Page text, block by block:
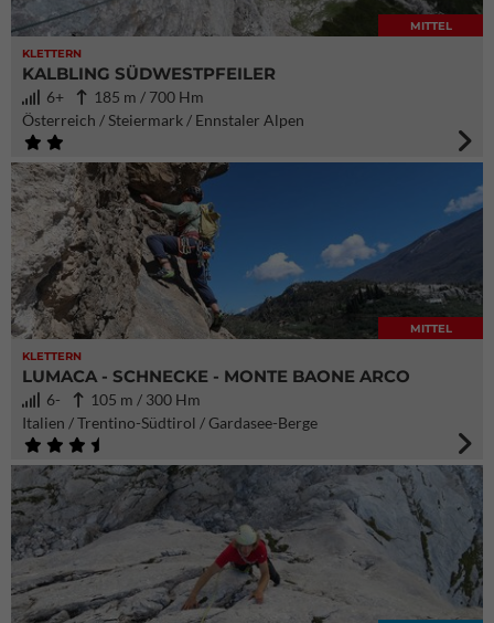
KLETTERN
MITTEL
KALBLING SÜDWESTPFEILER
6+
185 m / 700 Hm
Österreich / Steiermark / Ennstaler Alpen
KLETTERN
MITTEL
LUMACA - SCHNECKE - MONTE BAONE ARCO
6-
105 m / 300 Hm
Italien / Trentino-Südtirol / Gardasee-Berge